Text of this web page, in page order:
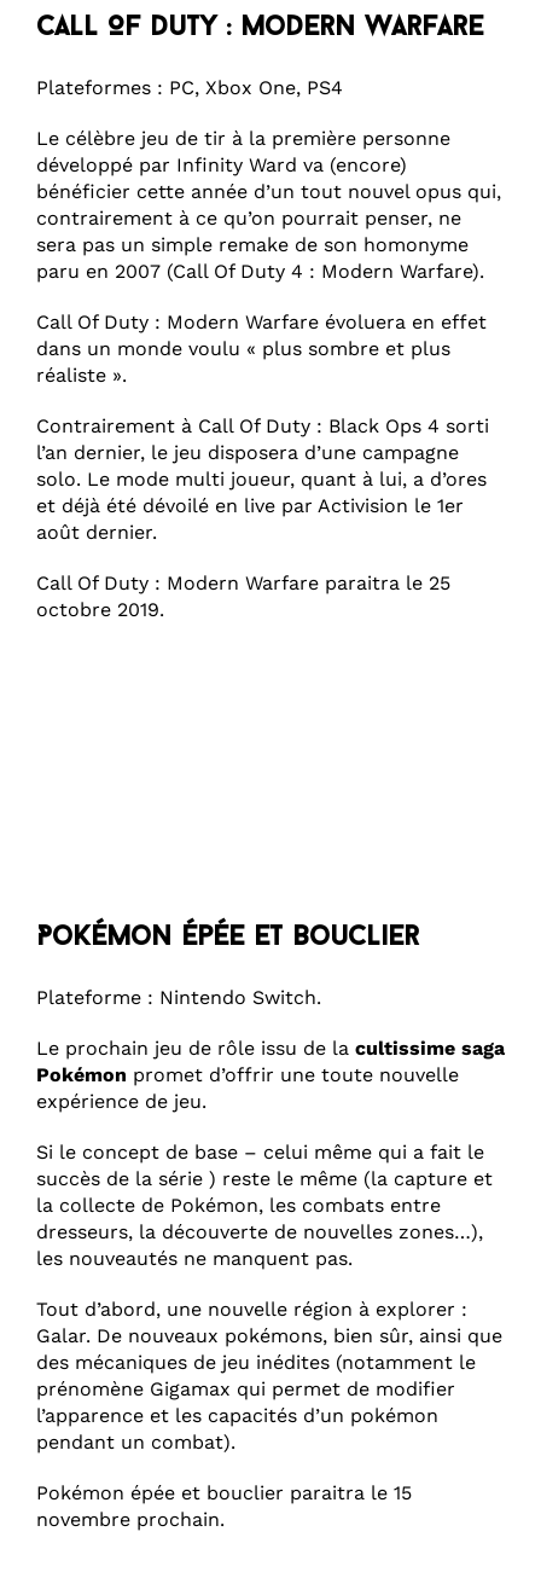
Call Of Duty : Modern Warfare
Plateformes : PC, Xbox One, PS4
Le célèbre jeu de tir à la première personne
développé par Infinity Ward va (encore)
bénéficier cette année d’un tout nouvel opus qui,
contrairement à ce qu’on pourrait penser, ne
sera pas un simple remake de son homonyme
paru en 2007 (Call Of Duty 4 : Modern Warfare).
Call Of Duty : Modern Warfare évoluera en effet
dans un monde voulu « plus sombre et plus
réaliste ».
Contrairement à Call Of Duty : Black Ops 4 sorti
l’an dernier, le jeu disposera d’une campagne
solo. Le mode multi joueur, quant à lui, a d’ores
et déjà été dévoilé en live par Activision le 1er
août dernier.
Call Of Duty : Modern Warfare paraitra le 25
octobre 2019.
Pokémon Épée et Bouclier
Plateforme : Nintendo Switch.
Le prochain jeu de rôle issu de la cultissime saga
Pokémon promet d’offrir une toute nouvelle
expérience de jeu.
Si le concept de base – celui même qui a fait le
succès de la série ) reste le même (la capture et
la collecte de Pokémon, les combats entre
dresseurs, la découverte de nouvelles zones…),
les nouveautés ne manquent pas.
Tout d’abord, une nouvelle région à explorer :
Galar. De nouveaux pokémons, bien sûr, ainsi que
des mécaniques de jeu inédites (notamment le
prénomène Gigamax qui permet de modifier
l’apparence et les capacités d’un pokémon
pendant un combat).
Pokémon épée et bouclier paraitra le 15
novembre prochain.